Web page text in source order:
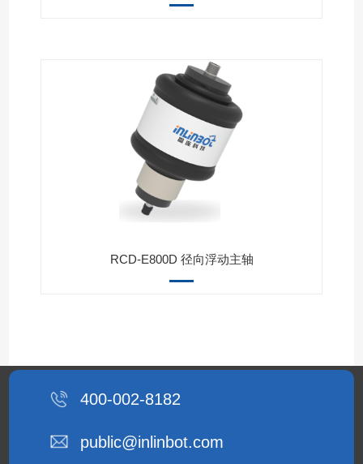
RCD-E800D 径向浮动主轴
400-002-8182
public@inlinbot.com